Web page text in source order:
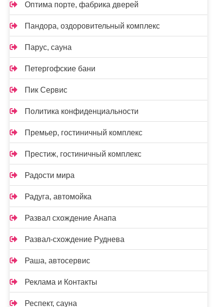
Оптима порте, фабрика дверей
Пандора, оздоровительный комплекс
Парус, сауна
Петергофские бани
Пик Сервис
Политика конфиденциальности
Премьер, гостиничный комплекс
Престиж, гостиничный комплекс
Радости мира
Радуга, автомойка
Развал схождение Анапа
Развал-схождение Руднева
Раша, автосервис
Реклама и Контакты
Респект, сауна